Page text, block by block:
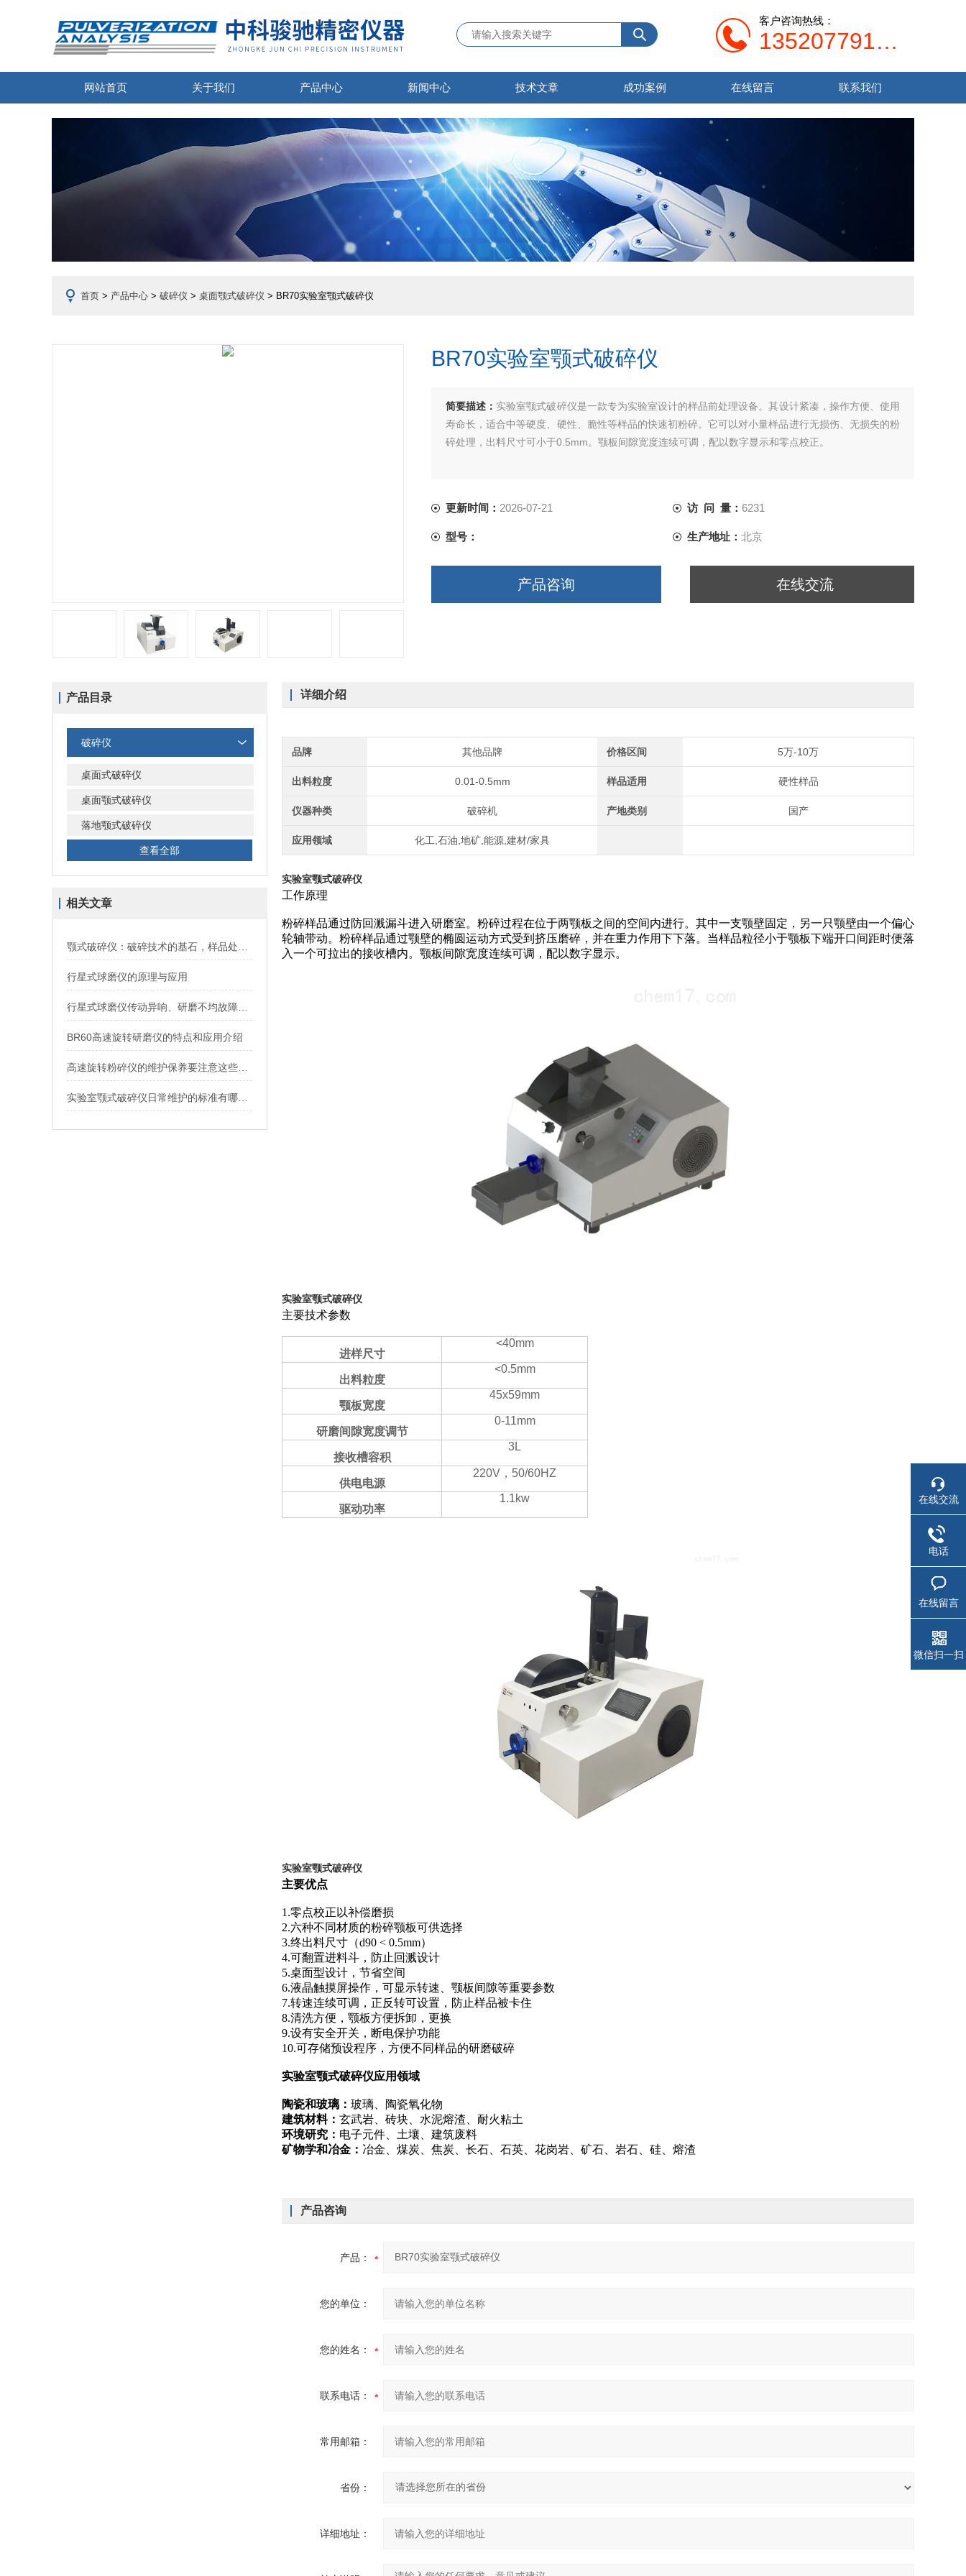
客户咨询热线：
13520779138
网站首页 关于我们 产品中心 新闻中心 技术文章 成功案例 在线留言 联系我们
首页 > 产品中心 > 破碎仪 > 桌面颚式破碎仪 > BR70实验室颚式破碎仪
BR70实验室颚式破碎仪
简要描述： 实验室颚式破碎仪是一款专为实验室设计的样品前处理设备。其设计紧凑，操作方便、使用
寿命长，适合中等硬度、硬性、脆性等样品的快速初粉碎。它可以对小量样品进行无损伤、无损失的粉
碎处理，出料尺寸可小于0.5mm。颚板间隙宽度连续可调，配以数字显示和零点校正。
更新时间： 2026-07-21 访 问 量： 6231
型号： 生产地址： 北京
产品咨询 在线交流
详细介绍
品牌 其他品牌 价格区间 5万-10万
出料粒度 0.01-0.5mm 样品适用 硬性样品
仪器种类 破碎机 产地类别 国产
应用领域 化工,石油,地矿,能源,建材/家具
实验室颚式破碎仪
工作原理
粉碎样品通过防回溅漏斗进入研磨室。粉碎过程在位于两颚板之间的空间内进行。其中一支颚壁固定，另一只颚壁由一个偏心
轮轴带动。粉碎样品通过颚壁的椭圆运动方式受到挤压磨碎，并在重力作用下下落。当样品粒径小于颚板下端开口间距时便落
入一个可拉出的接收槽内。颚板间隙宽度连续可调，配以数字显示。
实验室颚式破碎仪
主要技术参数
进样尺寸
<40mm
出料粒度
<0.5mm
颚板宽度
45x59mm
研磨间隙宽度调节
0-11mm
接收槽容积
3L
供电电源
220V ， 50/60HZ
驱动功率
1.1kw
实验室颚式破碎仪
主要优点
1.零点校正以补偿磨损
2.六种不同材质的粉碎颚板可供选择
3.终出料尺寸（d90 < 0.5mm）
4.可翻置进料斗，防止回溅设计
5.桌面型设计，节省空间
6.液晶触摸屏操作，可显示转速、颚板间隙等重要参数
7.转速连续可调，正反转可设置，防止样品被卡住
8.清洗方便，颚板方便拆卸，更换
9.设有安全开关，断电保护功能
10.可存储预设程序，方便不同样品的研磨破碎
实验室颚式破碎仪应用领域
陶瓷和玻璃： 玻璃、陶瓷氧化物
建筑材料： 玄武岩、砖块、水泥熔渣、耐火粘土
环境研究： 电子元件、土壤、建筑废料
矿物学和冶金： 冶金、煤炭、焦炭、长石、石英、花岗岩、矿石、岩石、硅、熔渣
产品咨询
产品：
您的单位：
您的姓名：
联系电话：
常用邮箱：
省份：
详细地址：
产品目录
破碎仪
桌面式破碎仪
桌面颚式破碎仪
落地颚式破碎仪
查看全部
相关文章
行星式球磨仪的原理与应用
BR60高速旋转研磨仪的特点和应用介绍
在线交流
电话
在线留言
微信扫一扫